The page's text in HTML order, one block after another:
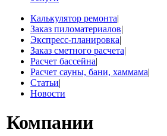
Калькулятор ремонта|
Заказ пиломатериалов|
Экспресс-планировка|
Заказ сметного расчета|
Расчет бассейна|
Расчет сауны, бани, хаммама|
Статьи|
Новости
Компании